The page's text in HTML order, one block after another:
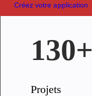
Créez votre application
130+
Projets